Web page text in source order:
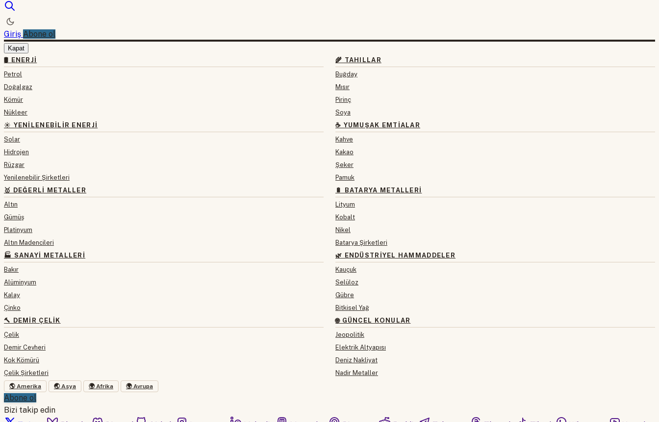
Giriş Abone ol
Kapat
🛢 ENERJI
Petrol
Doğalgaz
Kömür
Nükleer
☀️ YENILENEBILIR ENERJI
Solar
Hidrojen
Rüzgar
Yenilenebilir Şirketleri
🥇 DEĞERLI METALLER
Altın
Gümüş
Platinyum
Altın Madencileri
🏭 SANAYI METALLERI
Bakır
Alüminyum
Kalay
Çinko
🔨 DEMIR ÇELIK
Çelik
Demir Cevheri
Kok Kömürü
Çelik Şirketleri
🌾 TAHILLAR
Buğday
Mısır
Pirinç
Soya
☕ YUMUŞAK EMTIALAR
Kahve
Kakao
Şeker
Pamuk
🔋 BATARYA METALLERI
Lityum
Kobalt
Nikel
Batarya Şirketleri
🌿 ENDÜSTRIYEL HAMMADDELER
Kauçuk
Selüloz
Gübre
Bitkisel Yağ
🌐 GÜNCEL KONULAR
Jeopolitik
Elektrik Altyapısı
Deniz Nakliyat
Nadir Metaller
🌎 Amerika 🌏 Asya 🌍 Afrika 🌍 Avrupa
Abone ol
Bizi takip edin